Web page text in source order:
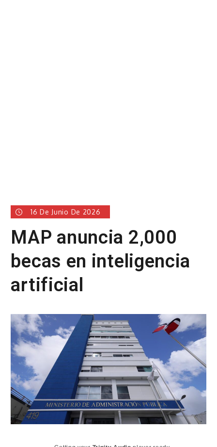
16 De Junio De 2026
MAP anuncia 2,000
becas en inteligencia
artificial